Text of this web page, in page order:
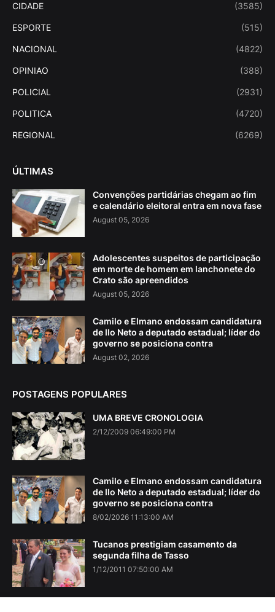
CIDADE (3585)
ESPORTE (515)
NACIONAL (4822)
OPINIAO (388)
POLICIAL (2931)
POLITICA (4720)
REGIONAL (6269)
ÚLTIMAS
Convenções partidárias chegam ao fim
e calendário eleitoral entra em nova fase
August 05, 2026
Adolescentes suspeitos de participação
em morte de homem em lanchonete do
Crato são apreendidos
August 05, 2026
Camilo e Elmano endossam candidatura
de Ilo Neto a deputado estadual; líder do
governo se posiciona contra
August 02, 2026
POSTAGENS POPULARES
UMA BREVE CRONOLOGIA
2/12/2009 06:49:00 PM
Camilo e Elmano endossam candidatura
de Ilo Neto a deputado estadual; líder do
governo se posiciona contra
8/02/2026 11:13:00 AM
Tucanos prestigiam casamento da
segunda filha de Tasso
1/12/2011 07:50:00 AM